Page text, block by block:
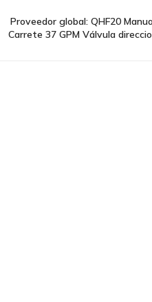
Proveedor global: QHF20
Carrete 37 GPM Válvula